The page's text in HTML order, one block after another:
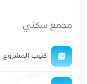
مجمع سكني
كتيب المشروع